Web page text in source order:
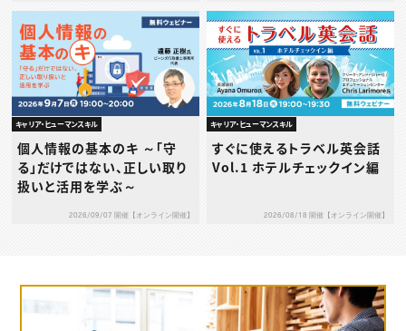
キャリア・ヒューマンスキル
個人情報の基本のキ ～「守
る」だけではない、正しい取り
扱いと活用を学ぶ～
2026/09/07 開催【オンライン開催】
キャリア・ヒューマンスキル
すぐに使えるトラベル英会話
Vol.1 ホテルチェックイン編
2026/08/18 開催【オンライン開催】